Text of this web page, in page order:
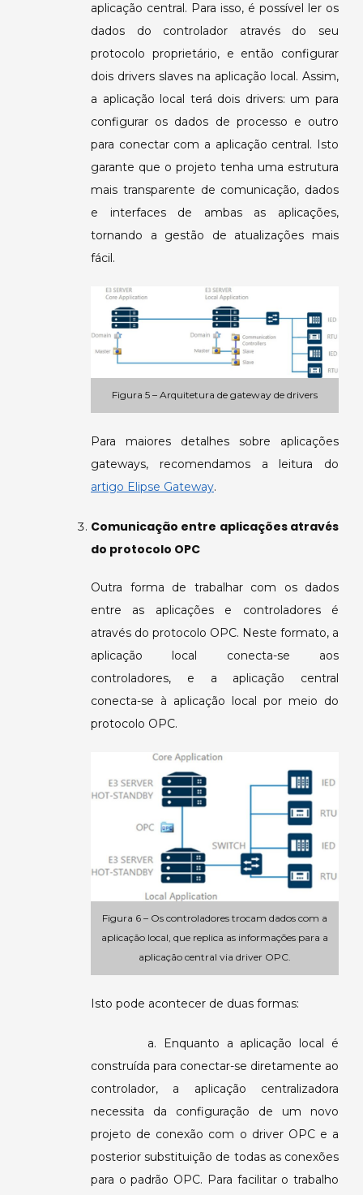
aplicação central. Para isso, é possível ler os
dados do controlador através do seu
protocolo proprietário, e então configurar
dois drivers slaves na aplicação local. Assim,
a aplicação local terá dois drivers: um para
configurar os dados de processo e outro
para conectar com a aplicação central. Isto
garante que o projeto tenha uma estrutura
mais transparente de comunicação, dados
e interfaces de ambas as aplicações,
tornando a gestão de atualizações mais
fácil.
Figura 5 – Arquitetura de gateway de drivers
Para maiores detalhes sobre aplicações
gateways, recomendamos a leitura do
artigo Elipse Gateway.
Comunicação entre aplicações através
do protocolo OPC
Outra forma de trabalhar com os dados
entre as aplicações e controladores é
através do protocolo OPC. Neste formato, a
aplicação local conecta-se aos
controladores, e a aplicação central
conecta-se à aplicação local por meio do
protocolo OPC.
Figura 6 – Os controladores trocam dados com a
aplicação local, que replica as informações para a
aplicação central via driver OPC.
Isto pode acontecer de duas formas:
a. Enquanto a aplicação local é
construída para conectar-se diretamente ao
controlador, a aplicação centralizadora
necessita da configuração de um novo
projeto de conexão com o driver OPC e a
posterior substituição de todas as conexões
para o padrão OPC. Para facilitar o trabalho